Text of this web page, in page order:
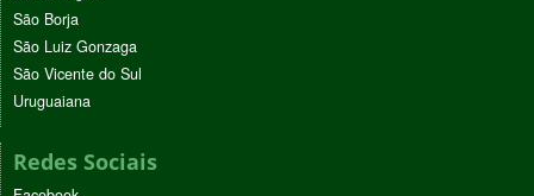
São Borja
São Luiz Gonzaga
São Vicente do Sul
Uruguaiana
Redes Sociais